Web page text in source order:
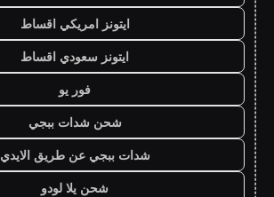
ايتونز امريكي اقساط
ايتونز سعودي اقساط
فور يو
شحن شدات ببجي
شدات ببجي عن طريق الايدي
شحن يلا لودو